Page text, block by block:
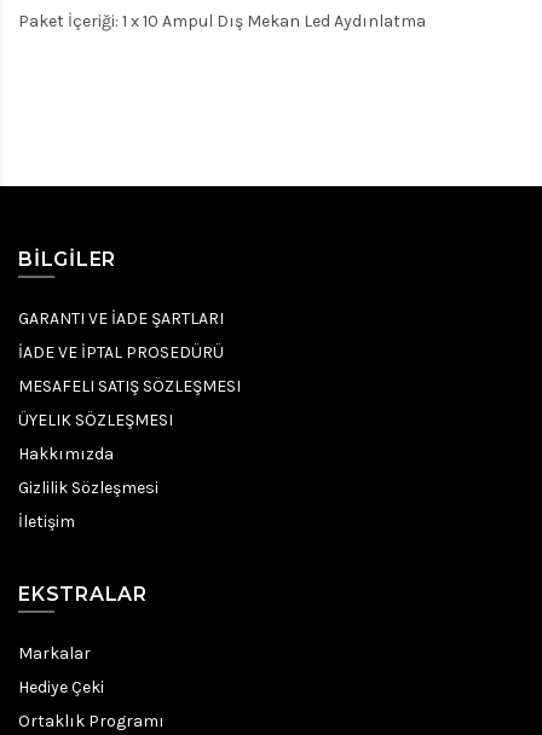
Paket İçeriği: 1 x 10 Ampul Dış Mekan Led Aydınlatma
BILGILER
GARANTI VE İADE ŞARTLARI
İADE VE İPTAL PROSEDÜRÜ
MESAFELI SATIŞ SÖZLEŞMESI
ÜYELIK SÖZLEŞMESI
Hakkımızda
Gizlilik Sözleşmesi
İletişim
EKSTRALAR
Markalar
Hediye Çeki
Ortaklık Programı